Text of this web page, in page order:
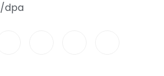
dpa